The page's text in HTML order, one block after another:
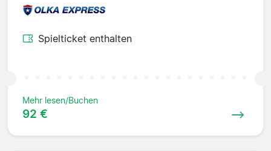
Spielticket enthalten
Mehr lesen/Buchen
92 €